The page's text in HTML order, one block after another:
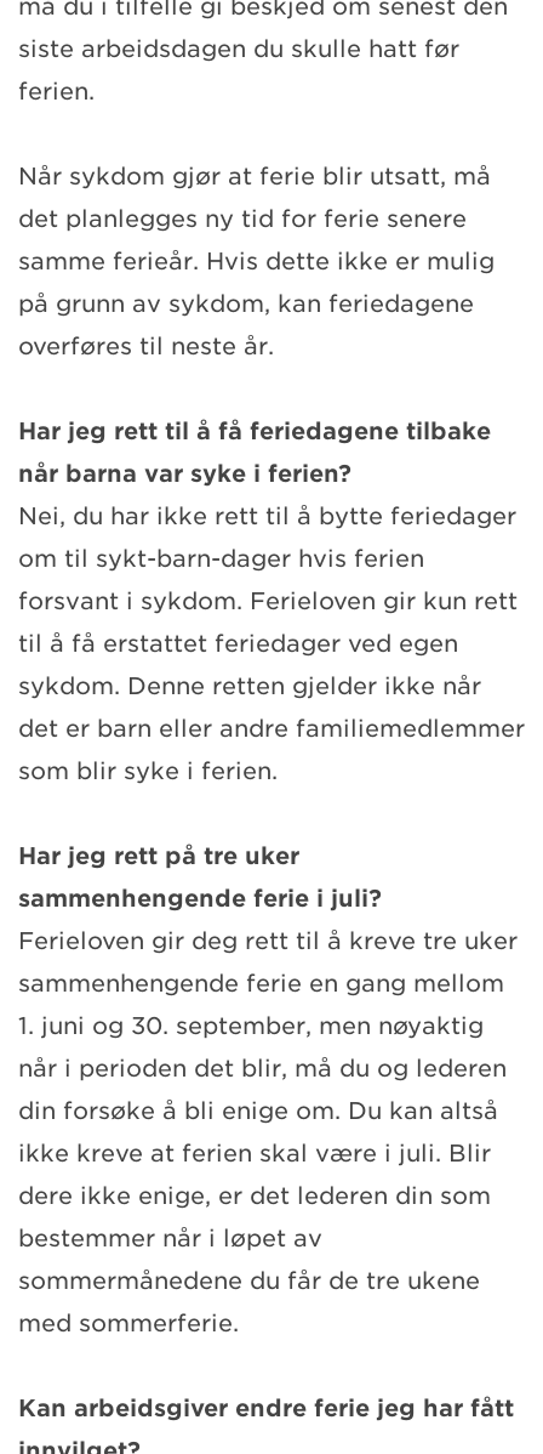
må du i tilfelle gi beskjed om senest den
siste arbeidsdagen du skulle hatt før
ferien.
Når sykdom gjør at ferie blir utsatt, må
det planlegges ny tid for ferie senere
samme ferieår. Hvis dette ikke er mulig
på grunn av sykdom, kan feriedagene
overføres til neste år.
Har jeg rett til å få feriedagene tilbake
når barna var syke i ferien?
Nei, du har ikke rett til å bytte feriedager
om til sykt-barn-dager hvis ferien
forsvant i sykdom. Ferieloven gir kun rett
til å få erstattet feriedager ved egen
sykdom. Denne retten gjelder ikke når
det er barn eller andre familiemedlemmer
som blir syke i ferien.
Har jeg rett på tre uker
sammenhengende ferie i juli?
Ferieloven gir deg rett til å kreve tre uker
sammenhengende ferie en gang mellom
1. juni og 30. september, men nøyaktig
når i perioden det blir, må du og lederen
din forsøke å bli enige om. Du kan altså
ikke kreve at ferien skal være i juli. Blir
dere ikke enige, er det lederen din som
bestemmer når i løpet av
sommermånedene du får de tre ukene
med sommerferie.
Kan arbeidsgiver endre ferie jeg har fått